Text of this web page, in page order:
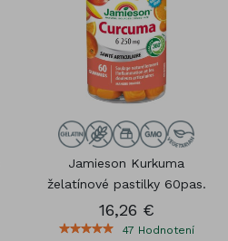
Jamieson Kurkuma
želatínové pastilky 60pas.
16,26 €
47 Hodnotení